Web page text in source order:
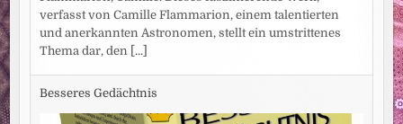
verfasst von Camille Flammarion, einem talentierten
und anerkannten Astronomen, stellt ein umstrittenes
Thema dar, den
[...]
Besseres Gedächtnis